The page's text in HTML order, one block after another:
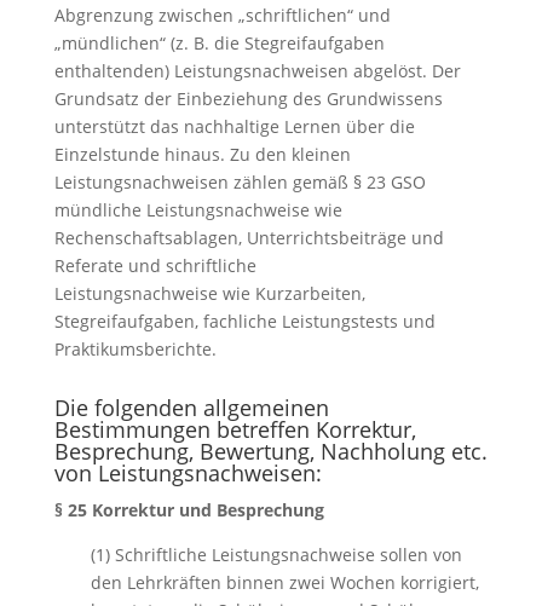
Abgrenzung zwischen „schriftlichen“ und
„mündlichen“ (z. B. die Stegreifaufgaben
enthaltenden) Leistungsnachweisen abgelöst. Der
Grundsatz der Einbeziehung des Grundwissens
unterstützt das nachhaltige Lernen über die
Einzelstunde hinaus. Zu den kleinen
Leistungsnachweisen zählen gemäß § 23 GSO
mündliche Leistungsnachweise wie
Rechenschaftsablagen, Unterrichtsbeiträge und
Referate und schriftliche
Leistungsnachweise wie Kurzarbeiten,
Stegreifaufgaben, fachliche Leistungstests und
Praktikumsberichte.
Die folgenden allgemeinen
Bestimmungen betreffen Korrektur,
Besprechung, Bewertung, Nachholung etc.
von Leistungsnachweisen:
§ 25 Korrektur und Besprechung
(1) Schriftliche Leistungsnachweise sollen von
den Lehrkräften binnen zwei Wochen korrigiert,